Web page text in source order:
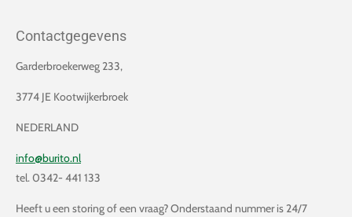
Contactgegevens
Garderbroekerweg 233,
3774 JE Kootwijkerbroek
NEDERLAND
info@burito.nl
tel. 0342- 441 133
Heeft u een storing of een vraag? Onderstaand nummer is 24/7